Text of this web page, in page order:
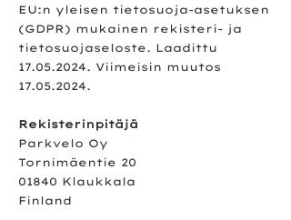
EU:n yleisen tietosuoja-asetuksen
(GDPR) mukainen rekisteri- ja
tietosuojaseloste. Laadittu
17.05.2024. Viimeisin muutos
17.05.2024.
Rekisterinpitäjä
Parkvelo Oy
Tornimäentie 20
01840 Klaukkala
Finland